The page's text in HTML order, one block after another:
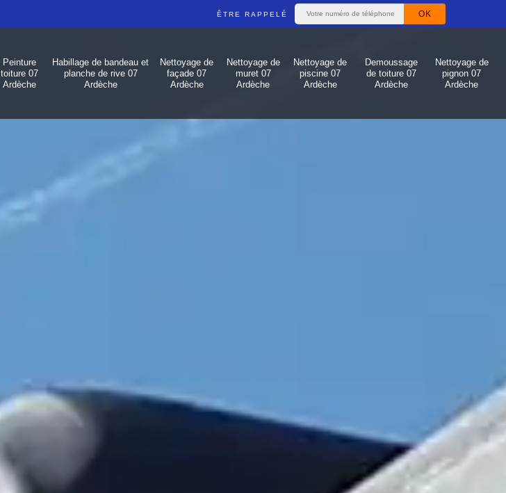
ÊTRE RAPPELÉ
Peinture
toiture 07
Ardèche
Habillage de bandeau et
planche de rive 07
Ardèche
Nettoyage de
façade 07
Ardèche
Nettoyage de
muret 07
Ardèche
Nettoyage de
piscine 07
Ardèche
Demoussage
de toiture 07
Ardèche
Nettoyage de
pignon 07
Ardèche